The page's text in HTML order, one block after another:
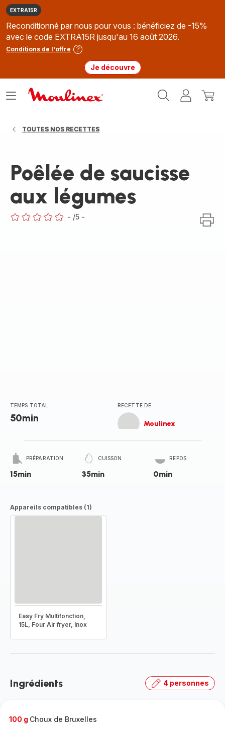
EXTRA15R
Reconditionné par nous pour vous : bénéficiez de -15%
avec le code EXTRA15R jusqu'au 16 août 2026.
Conditions de l'offre
Je découvre
MonMon
Ouvrir
TOUTES NOS RECETTES
Poêlée de saucisse
aux légumes
- /5 -
TEMPS TOTAL
50min
RECETTE DE
Moulinex
PRÉPARATION
15min
CUISSON
35min
REPOS
0min
Appareils compatibles (1)
Easy Fry Multifonction,
15L, Four Air fryer, Inox
Ingrédients 4 personnes
100 g Choux de Bruxelles